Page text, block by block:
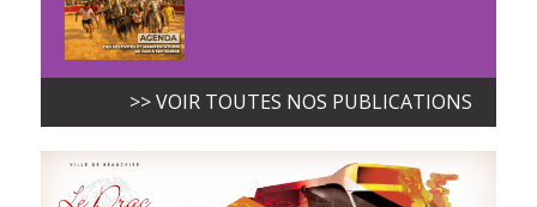
>> VOIR TOUTES NOS PUBLICATIONS